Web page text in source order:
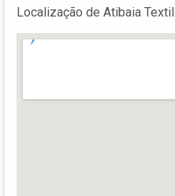
Localização de Atibaia Textil